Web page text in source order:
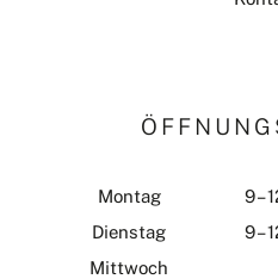
Montag
9 –
Dienstag
9 –
Mittwoch